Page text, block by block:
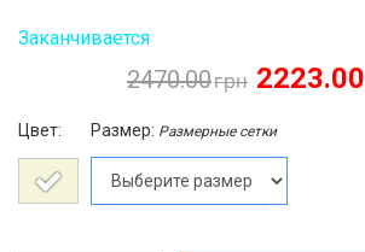
Заканчивается
2470.00 2223.00
Цвет: Размер: Размерные сетки